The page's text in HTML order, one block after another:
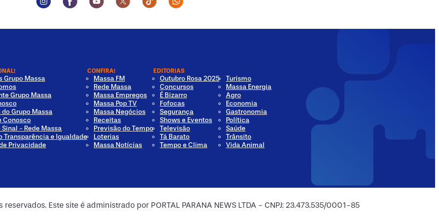
Grupo Massa
Grupo Massa
Grupo Massa
Conosco
Sinal - Rede Massa
Transparência e Igualdade
Privacidade
CONFIRA!
Massa FM
Rede Massa
Massa Empregos
Massa Pop TV
Massa Negócios
Receitas
Previsão do Tempo
Loterias
Massa Notícias
EDITORIAS
Outubro Rosa 2025
Concursos
É Bizarro
Fofocas
Segurança
Shows e Eventos
Televisão
Tá Barato
Tempo e Clima
Turismo
Massa Energia
Agro
Economia
Gastronomia
Política
Saúde
Trânsito
Vida Animal
Este site é administrado por PORTAL PARANA NEWS LTDA - CNPJ: 23.473.535/0001-85